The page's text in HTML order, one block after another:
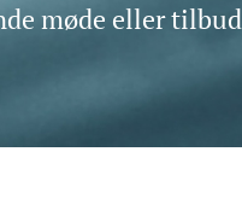
møde eller